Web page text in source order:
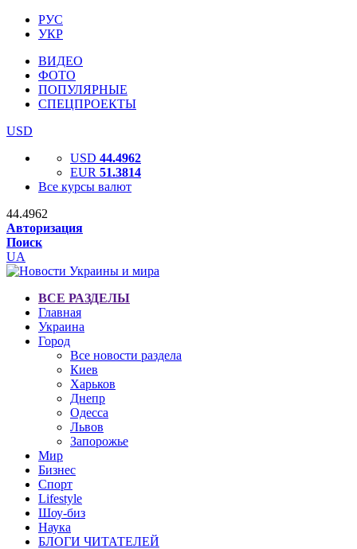
РУС
УКР
ВИДЕО
ФОТО
ПОПУЛЯРНЫЕ
СПЕЦПРОЕКТЫ
USD
USD 44.4962
EUR 51.3814
Все курсы валют
44.4962
Авторизация
Поиск
UA
ВСЕ РАЗДЕЛЫ
Главная
Украина
Город
Все новости раздела
Киев
Харьков
Днепр
Одесса
Львов
Запорожье
Мир
Бизнес
Спорт
Lifestyle
Шоу-биз
Наука
БЛОГИ ЧИТАТЕЛЕЙ